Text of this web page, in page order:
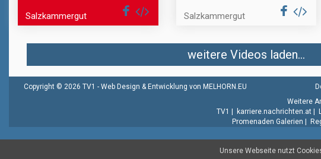
Salzkammergut Salzkammergut
weitere Videos laden...
Unsere Webseite nutzt
Copyright © 2026 TV1 - Web Design & Entwicklung von MELHORN.EU
Weitere
TV1
karriere.nachrichten.at
Promenaden Galerien